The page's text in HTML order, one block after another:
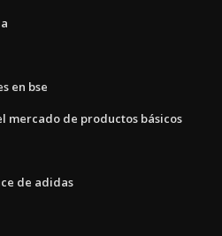
en bse
mercado de productos básicos
de adidas